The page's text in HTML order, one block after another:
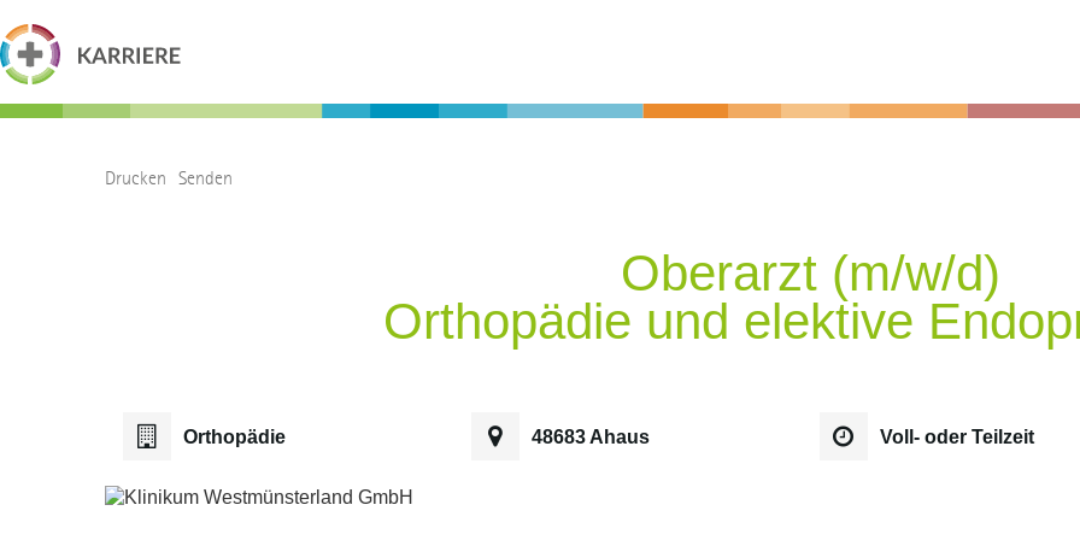
Drucken Senden
Oberarzt (m/w/d)
Orthopädie und elektive
Orthopädie 48683 Ahaus Voll- oder Teilzeit